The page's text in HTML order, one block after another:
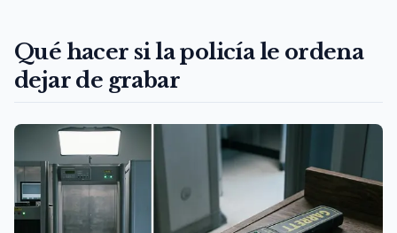
Qué hacer si la policía le ordena
dejar de grabar